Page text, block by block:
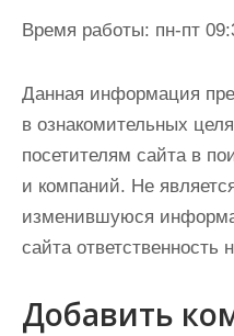
Время работы: пн-пт
Данная информация
в ознакомительных
посетителям сайта в
и компаний. Не
изменившуюся
сайта ответственность
Добавить